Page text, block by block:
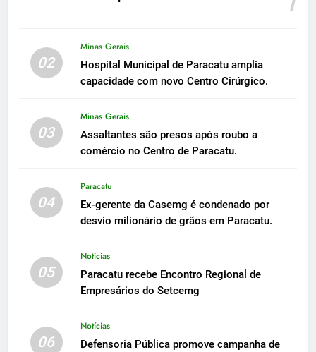
02
Minas Gerais
Hospital Municipal de Paracatu amplia
capacidade com novo Centro Cirúrgico.
03
Minas Gerais
Assaltantes são presos após roubo a
comércio no Centro de Paracatu.
04
Paracatu
Ex-gerente da Casemg é condenado por
desvio milionário de grãos em Paracatu.
05
Notícias
Paracatu recebe Encontro Regional de
Empresários do Setcemg
06
Notícias
Defensoria Pública promove campanha de